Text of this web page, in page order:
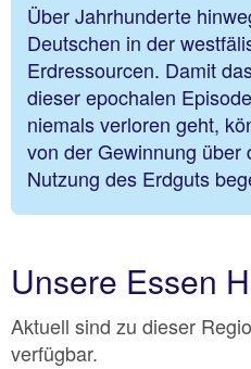
Über Jahrhunderte
Deutschen in der
Erdressourcen. Damit
dieser epochalen
niemals verloren geht,
von der Gewinnung über
Nutzung des Erdguts
Unsere Essen
Aktuell sind zu dieser
verfügbar.